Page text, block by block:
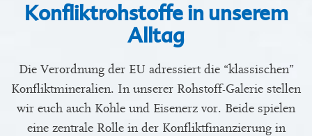
Konfliktrohstoffe in unserem
Alltag
Die Verordnung der EU adressiert die “klassischen”
Konfliktmineralien. In unserer Rohstoff-Galerie stellen
wir euch auch Kohle und Eisenerz vor. Beide spielen
eine zentrale Rolle in der Konfliktfinanzierung in